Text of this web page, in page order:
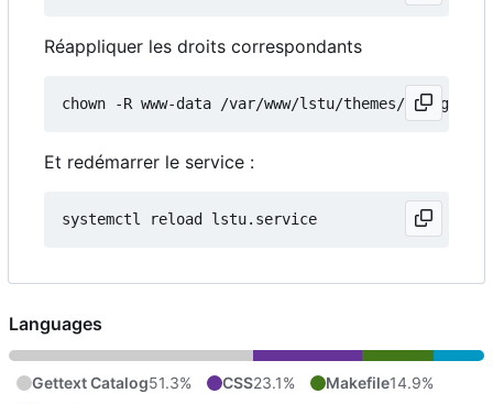
Réappliquer les droits correspondants
Et redémarrer le service :
Languages
Gettext Catalog51.3% CSS23.1% Makefile14.9%